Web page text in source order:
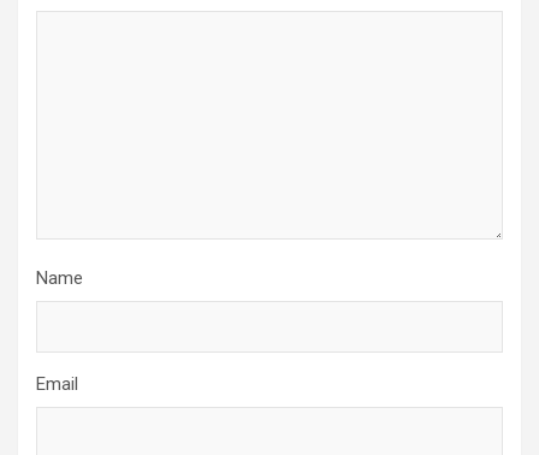
Name
Email